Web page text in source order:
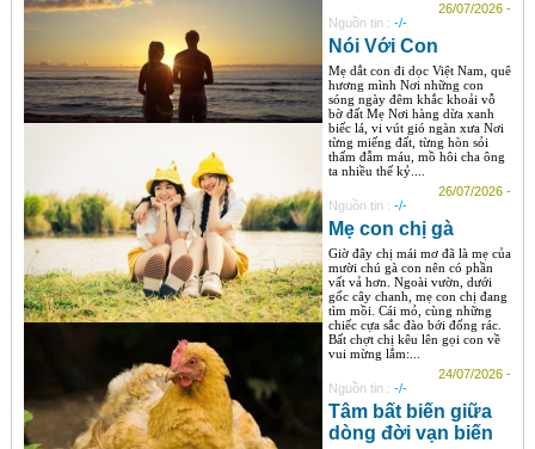
26/07/2026 -
Nguồn tin : -/-
Nói Với Con
Mẹ dắt con đi dọc Việt Nam, quê
hương mình Nơi những con
sóng ngày đêm khắc khoải vỗ
bờ đất Mẹ Nơi hàng dừa xanh
biếc lá, vi vút gió ngàn xưa Nơi
từng miếng đất, từng hòn sỏi
thấm đẫm máu, mồ hôi cha ông
ta nhiều thế kỷ....
26/07/2026 -
Nguồn tin : -/-
Mẹ con chị gà
Giờ đây chị mái mơ đã là mẹ của
mười chú gà con nên có phần
vất vả hơn. Ngoài vườn, dưới
gốc cây chanh, mẹ con chị đang
tìm mồi. Cái mỏ, cùng những
chiếc cựa sắc đào bới đống rác.
Bất chợt chị kêu lên gọi con về
vui mừng lắm:...
24/07/2026 -
Nguồn tin : -/-
Tâm bất biến giữa
dòng đời vạn biến